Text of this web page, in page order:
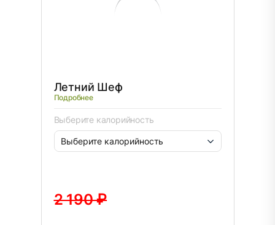
Летний Шеф
Подробнее
Выберите калорийность
2 190 ₽